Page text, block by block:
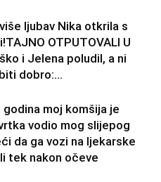
ljubav Nika otkrila s
OTPUTOVALI U
i Jelena poludil, a ni
dobro:...
godina moj komšija je
vodio mog slijepog
da ga vozi na ljekarske
tek nakon očeve